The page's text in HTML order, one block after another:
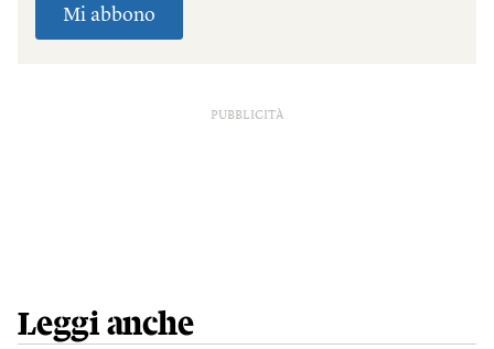
PUBBLICITÀ
Leggi anche